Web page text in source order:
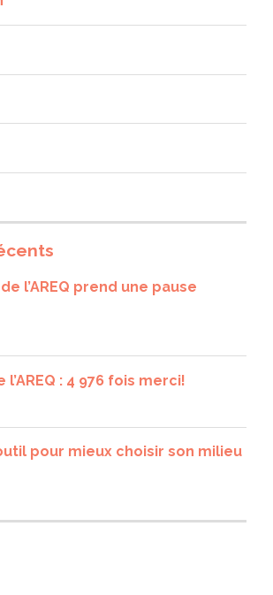
l’AREQ prend une pause
: 4 976 fois merci!
pour mieux choisir son milieu